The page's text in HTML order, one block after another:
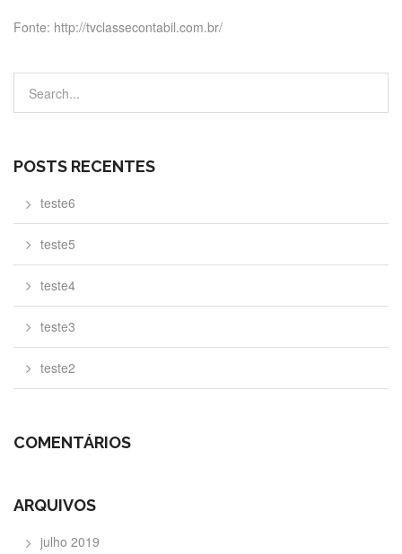
Fonte: http://tvclassecontabil.com.br/
POSTS RECENTES
teste6
teste5
teste4
teste3
teste2
COMENTÁRIOS
ARQUIVOS
julho 2019